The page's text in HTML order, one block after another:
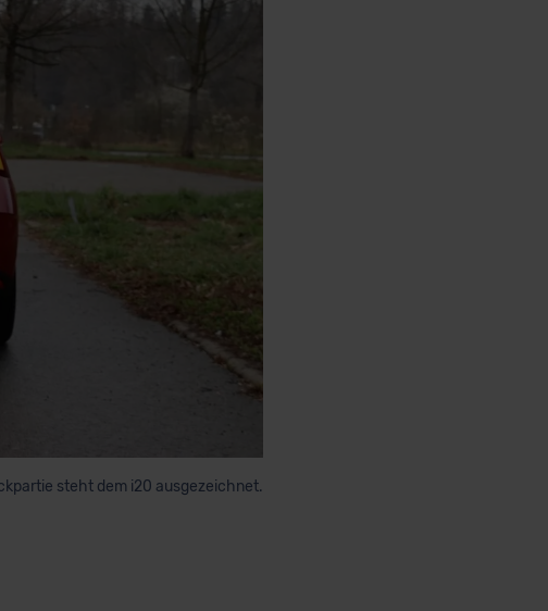
steht dem i20 ausgezeichnet.